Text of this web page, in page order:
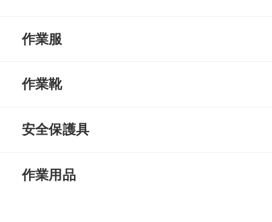
作業服
上着
ズボン
半袖シャツ
作業靴
安全靴
軽作業靴
安全保護具
防塵マスク
作業用品